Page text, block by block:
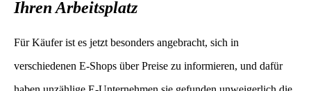
Ihren Arbeitsplatz
Für Käufer ist es jetzt besonders angebracht, sich in
verschiedenen E-Shops über Preise zu informieren, und dafür